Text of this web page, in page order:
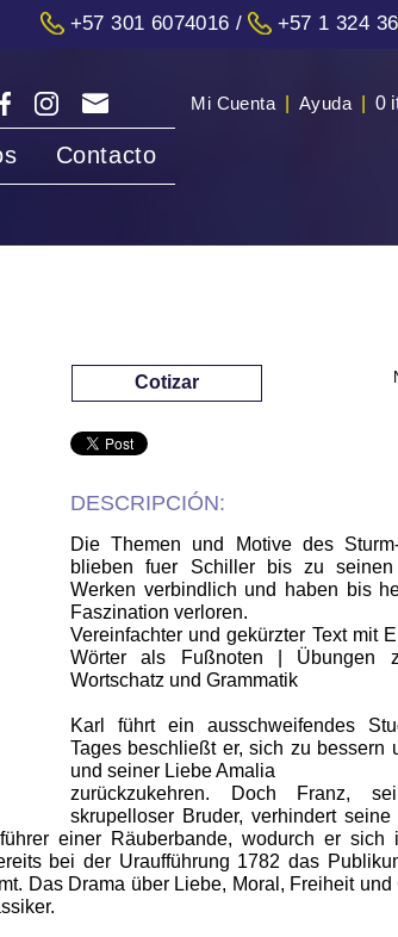
+57 301 6074016 / +57 1 324
Mi Cuenta Ayuda 0
Contacto
Cotizar
DESCRIPCIÓN:
Die Themen und Motive des
blieben fuer Schiller bis zu seinen
Werken verbindlich und haben bis
Faszination verloren.
Vereinfachter und gekürzter Text mit
Wörter als Fußnoten | Übungen
Wortschatz und Grammatik
Karl führt ein ausschweifendes
Tages beschließt er, sich zu bessern
und seiner Liebe Amalia
zurückzukehren. Doch Franz,
skrupelloser Bruder, verhindert
einer Räuberbande, wodurch er sich
bei der Uraufführung 1782 das
Das Drama über Liebe, Moral, Freiheit